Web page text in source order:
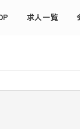
求人一覧